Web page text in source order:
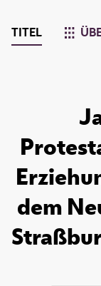
TITEL
dem